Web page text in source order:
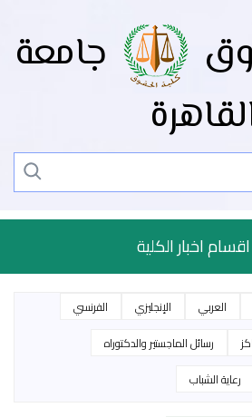
جامعة
اخبار الكلية
العربي الإنجليزي
الفرنسي
رسائل الماجستير والدكتوراه
رعاية الشباب